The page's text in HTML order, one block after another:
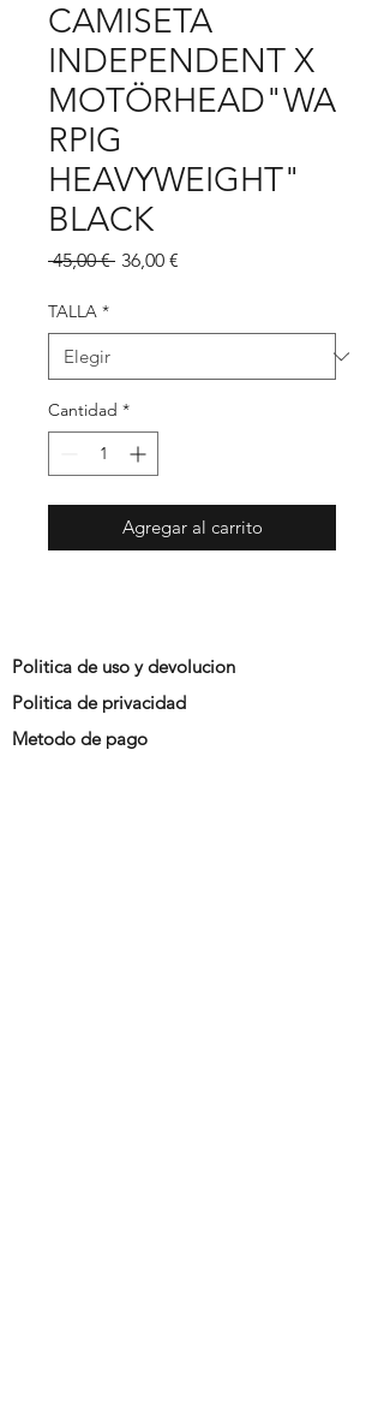
CAMISETA
INDEPENDENT X
MOTÖRHEAD"WA
RPIG
HEAVYWEIGHT"
BLACK
45,00 € Precio
36,00 €
TALLA *
Cantidad *
Agregar al carrito
Politica de uso y devolucion
Politica de privacidad
Metodo de pago